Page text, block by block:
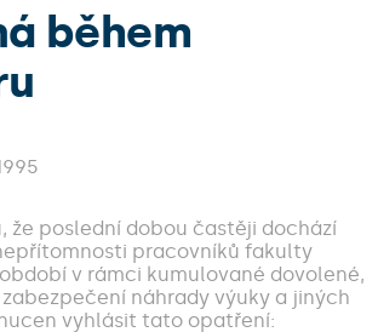
během
že poslední dobou častěji dochází
pracovníků fakulty
v rámci kumulované dovolené,
náhrady výuky a jiných
vyhlásit tato opatření: